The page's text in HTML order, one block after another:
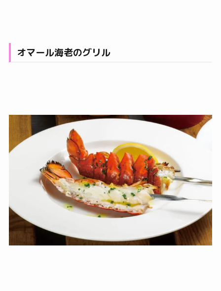
オマール海老のグリル